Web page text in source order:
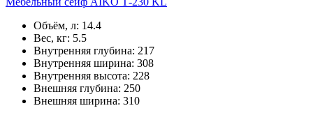
Объём, л: 14.4
Вес, кг: 5.5
Внутренняя глубина: 217
Внутренняя ширина: 308
Внутренняя высота: 228
Внешняя глубина: 250
Внешняя ширина: 310